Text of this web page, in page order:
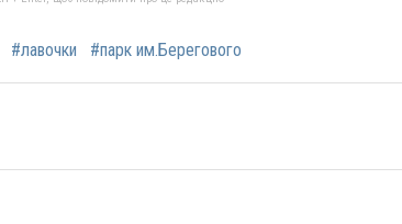
#лавочки #парк им.Берегового